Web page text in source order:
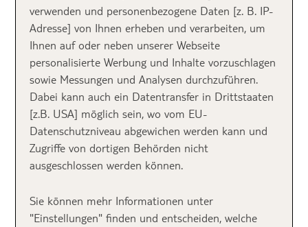
Mittelmeer entfernt sind, versprüht
das Städtchen mediterranen
Charme.
Szenen wie diese lassen einfach keinen anderen
Schluss zu, als dass wir uns dem Süden Europas
nähern:
verwenden und personenbezogene Daten [z. B. IP-
Adresse] von Ihnen erheben und verarbeiten, um
Ihnen auf oder neben unserer Webseite
personalisierte Werbung und Inhalte vorzuschlagen
sowie Messungen und Analysen durchzuführen.
Dabei kann auch ein Datentransfer in Drittstaaten
[z.B. USA] möglich sein, wo vom EU-
Datenschutzniveau abgewichen werden kann und
Zugriffe von dortigen Behörden nicht
ausgeschlossen werden können.
Sie können mehr Informationen unter
"Einstellungen" finden und entscheiden, welche